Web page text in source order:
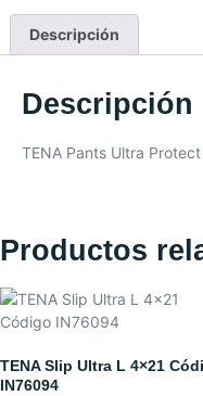
Descripción
Descripción
TENA Pants Ultra
Productos
TENA Slip Ultra L 4×21
IN76094